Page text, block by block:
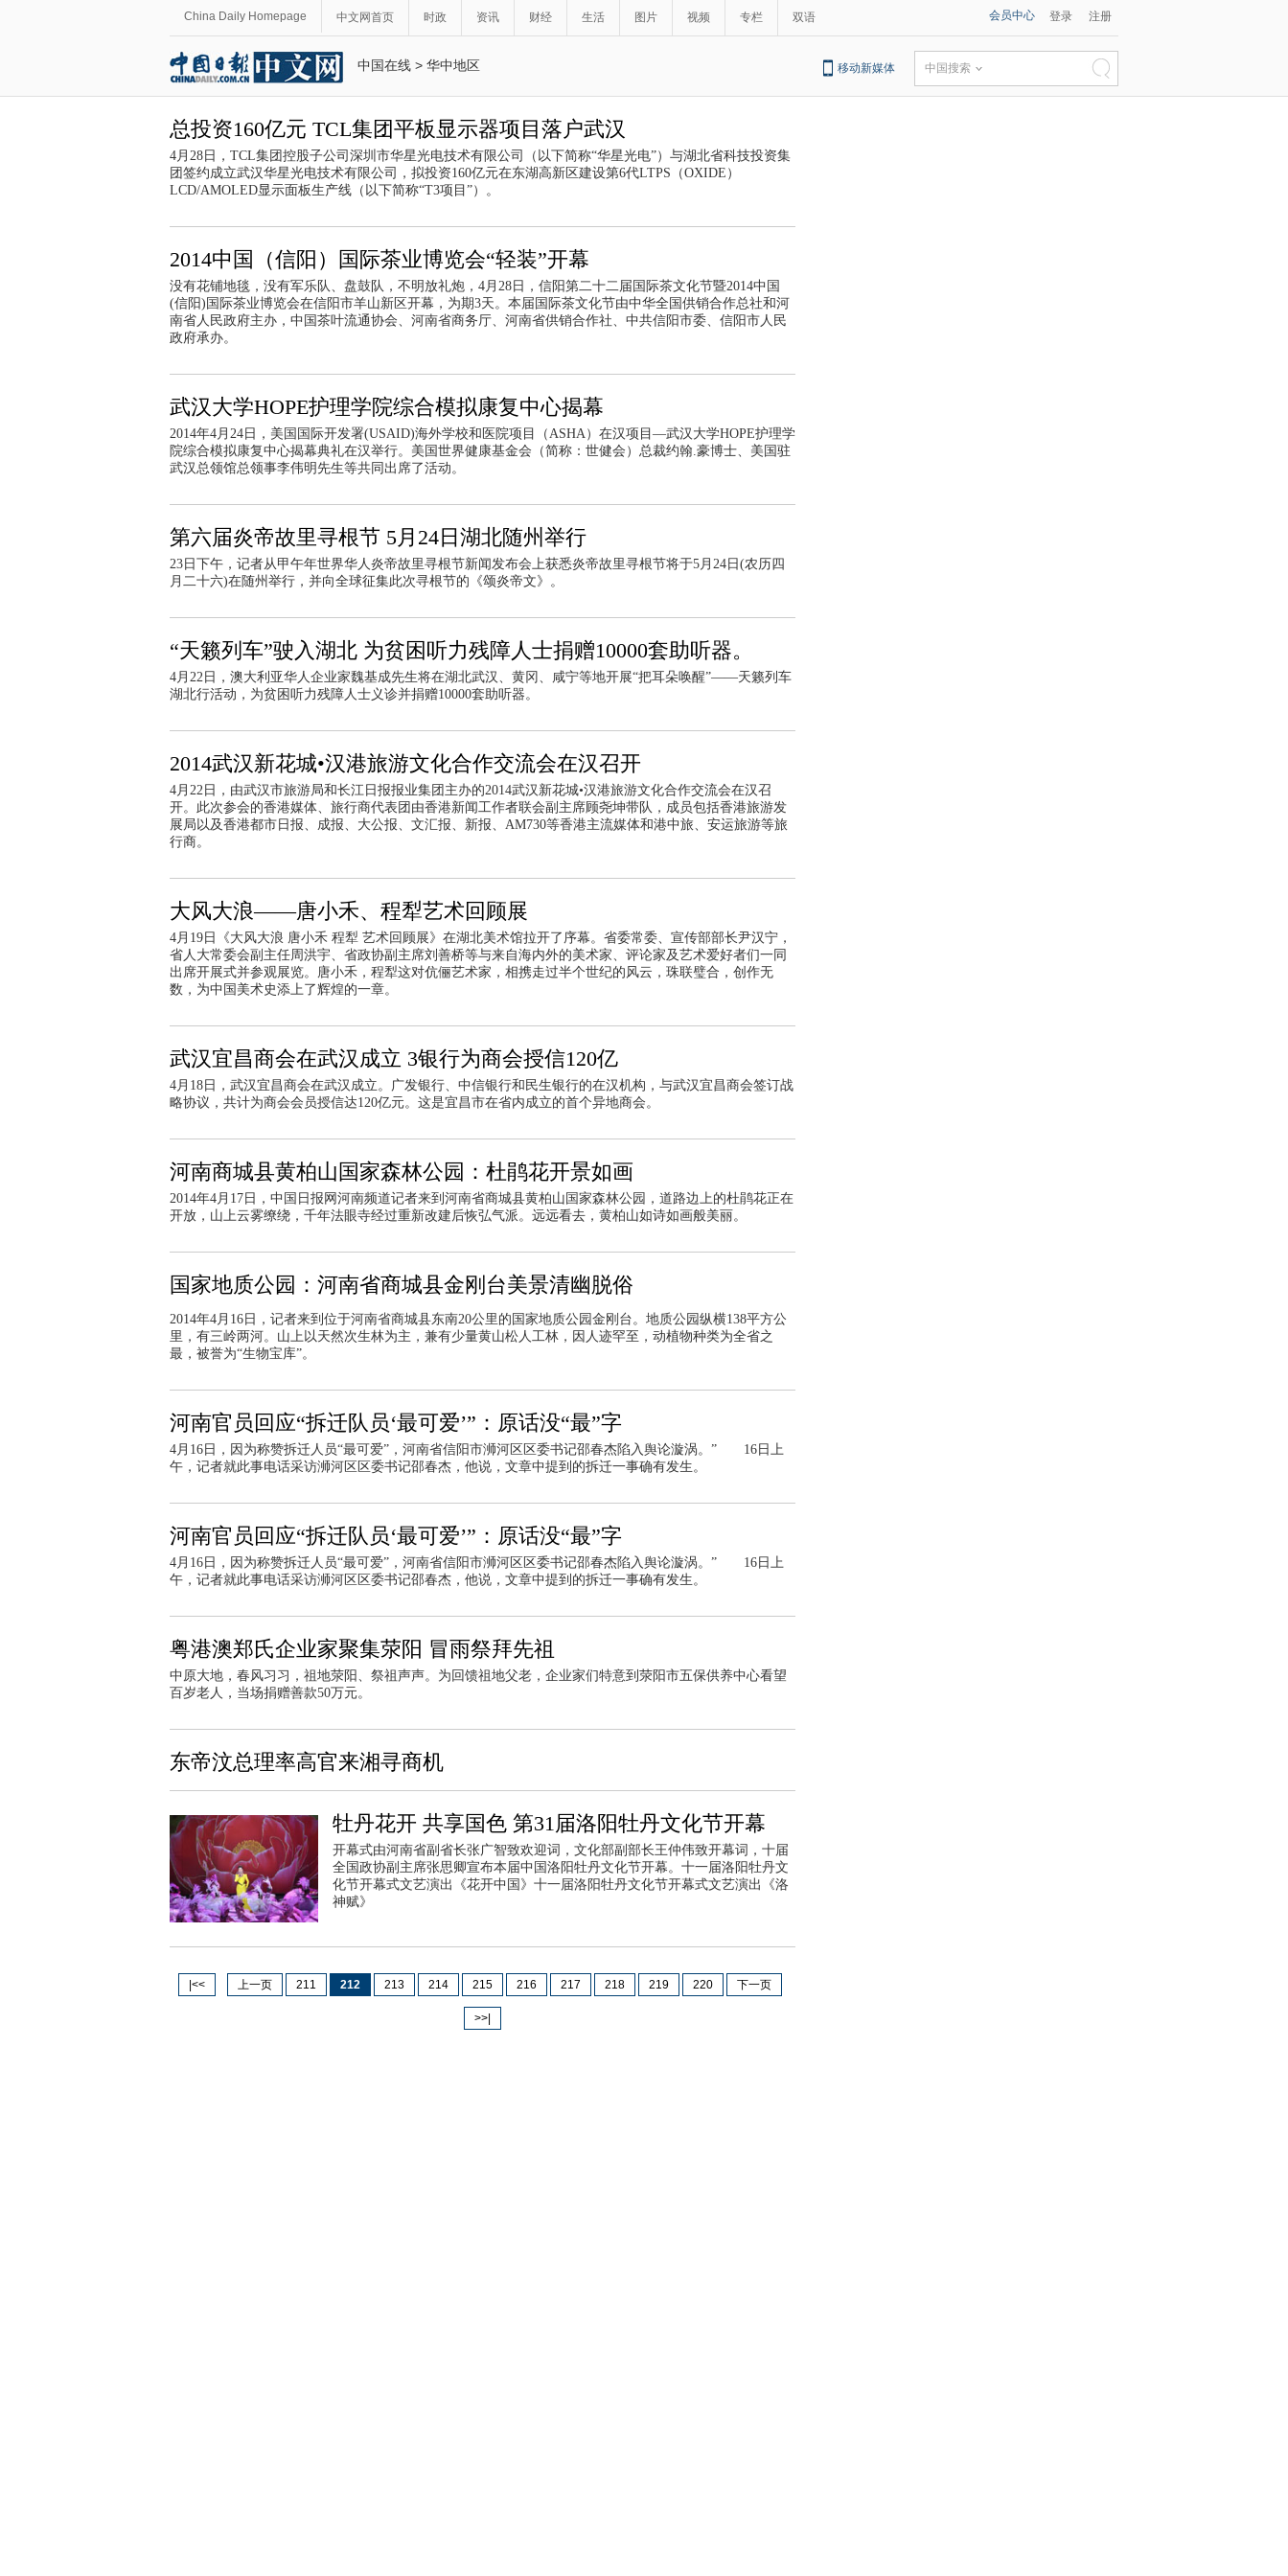
China Daily Homepage 中文网首页 时政 资讯 财经 生活 图片 视频 专栏 双语 会员中心 登录 注册
中国在线 > 华中地区 移动新媒体 中国搜索
总投资160亿元 TCL集团平板显示器项目落户武汉
4月28日，TCL集团控股子公司深圳市华星光电技术有限公司（以下简称“华星光电”）与湖北省科技投资集
团签约成立武汉华星光电技术有限公司，拟投资160亿元在东湖高新区建设第6代LTPS（OXIDE）
LCD/AMOLED显示面板生产线（以下简称“T3项目”）。
2014中国（信阳）国际茶业博览会“轻装”开幕
没有花铺地毯，没有军乐队、盘鼓队，不明放礼炮，4月28日，信阳第二十二届国际茶文化节暨2014中国
(信阳)国际茶业博览会在信阳市羊山新区开幕，为期3天。本届国际茶文化节由中华全国供销合作总社和河
南省人民政府主办，中国茶叶流通协会、河南省商务厅、河南省供销合作社、中共信阳市委、信阳市人民
政府承办。
武汉大学HOPE护理学院综合模拟康复中心揭幕
2014年4月24日，美国国际开发署(USAID)海外学校和医院项目（ASHA）在汉项目—武汉大学HOPE护理学
院综合模拟康复中心揭幕典礼在汉举行。美国世界健康基金会（简称：世健会）总裁约翰.豪博士、美国驻
武汉总领馆总领事李伟明先生等共同出席了活动。
第六届炎帝故里寻根节 5月24日湖北随州举行
23日下午，记者从甲午年世界华人炎帝故里寻根节新闻发布会上获悉炎帝故里寻根节将于5月24日(农历四
月二十六)在随州举行，并向全球征集此次寻根节的《颂炎帝文》。
“天籁列车”驶入湖北 为贫困听力残障人士捐赠10000套助听器。
4月22日，澳大利亚华人企业家魏基成先生将在湖北武汉、黄冈、咸宁等地开展“把耳朵唤醒”——天籁列车
湖北行活动，为贫困听力残障人士义诊并捐赠10000套助听器。
2014武汉新花城•汉港旅游文化合作交流会在汉召开
4月22日，由武汉市旅游局和长江日报报业集团主办的2014武汉新花城•汉港旅游文化合作交流会在汉召
开。此次参会的香港媒体、旅行商代表团由香港新闻工作者联会副主席顾尧坤带队，成员包括香港旅游发
展局以及香港都市日报、成报、大公报、文汇报、新报、AM730等香港主流媒体和港中旅、安运旅游等旅
行商。
大风大浪——唐小禾、程犁艺术回顾展
4月19日《大风大浪 唐小禾 程犁 艺术回顾展》在湖北美术馆拉开了序幕。省委常委、宣传部部长尹汉宁，
省人大常委会副主任周洪宇、省政协副主席刘善桥等与来自海内外的美术家、评论家及艺术爱好者们一同
出席开展式并参观展览。唐小禾，程犁这对伉俪艺术家，相携走过半个世纪的风云，珠联璧合，创作无
数，为中国美术史添上了辉煌的一章。
武汉宜昌商会在武汉成立 3银行为商会授信120亿
4月18日，武汉宜昌商会在武汉成立。广发银行、中信银行和民生银行的在汉机构，与武汉宜昌商会签订战
略协议，共计为商会会员授信达120亿元。这是宜昌市在省内成立的首个异地商会。
河南商城县黄柏山国家森林公园：杜鹃花开景如画
2014年4月17日，中国日报网河南频道记者来到河南省商城县黄柏山国家森林公园，道路边上的杜鹃花正在
开放，山上云雾缭绕，千年法眼寺经过重新改建后恢弘气派。远远看去，黄柏山如诗如画般美丽。
国家地质公园：河南省商城县金刚台美景清幽脱俗
2014年4月16日，记者来到位于河南省商城县东南20公里的国家地质公园金刚台。地质公园纵横138平方公
里，有三岭两河。山上以天然次生林为主，兼有少量黄山松人工林，因人迹罕至，动植物种类为全省之
最，被誉为“生物宝库”。
河南官员回应“拆迁队员‘最可爱’”：原话没“最”字
4月16日，因为称赞拆迁人员“最可爱”，河南省信阳市浉河区区委书记邵春杰陷入舆论漩涡。” 16日上
午，记者就此事电话采访浉河区区委书记邵春杰，他说，文章中提到的拆迁一事确有发生。
河南官员回应“拆迁队员‘最可爱’”：原话没“最”字
4月16日，因为称赞拆迁人员“最可爱”，河南省信阳市浉河区区委书记邵春杰陷入舆论漩涡。” 16日上
午，记者就此事电话采访浉河区区委书记邵春杰，他说，文章中提到的拆迁一事确有发生。
粤港澳郑氏企业家聚集荥阳 冒雨祭拜先祖
中原大地，春风习习，祖地荥阳、祭祖声声。为回馈祖地父老，企业家们特意到荥阳市五保供养中心看望
百岁老人，当场捐赠善款50万元。
东帝汶总理率高官来湘寻商机
牡丹花开 共享国色 第31届洛阳牡丹文化节开幕
开幕式由河南省副省长张广智致欢迎词，文化部副部长王仲伟致开幕词，十届
全国政协副主席张思卿宣布本届中国洛阳牡丹文化节开幕。十一届洛阳牡丹文
化节开幕式文艺演出《花开中国》十一届洛阳牡丹文化节开幕式文艺演出《洛
神赋》
|<< 上一页 211 212 213 214 215 216 217 218 219 220 下一页
>>|